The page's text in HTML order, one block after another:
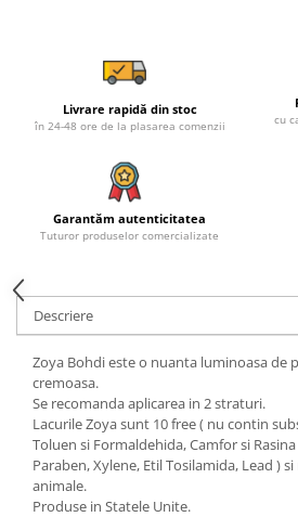
Livrare rapidă din stoc
în 24-48 ore de la plasarea comenzii
cu
Garantăm autenticitatea
Tuturor produselor comercializate
Descriere
Zoya Bohdi este o nuanta luminoasa de
cremoasa.
Se recomanda aplicarea in 2 straturi.
Lacurile Zoya sunt 10 free ( nu contin
Toluen si Formaldehida, Camfor si
Paraben, Xylene, Etil Tosilamida, Lead )
animale.
Produse in Statele Unite.